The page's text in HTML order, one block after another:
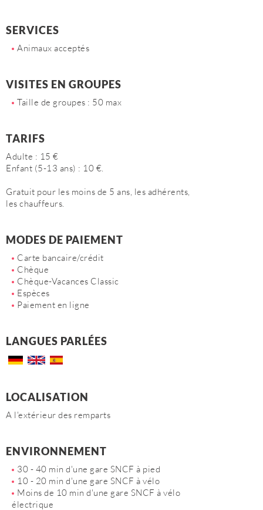
SERVICES
Animaux acceptés
VISITES EN GROUPES
Taille de groupes : 50 max
TARIFS
Adulte : 15 €
Enfant (5-13 ans) : 10 €.
Gratuit pour les moins de 5 ans, les adhérents,
les chauffeurs.
MODES DE PAIEMENT
Carte bancaire/crédit
Chèque
Chèque-Vacances Classic
Espèces
Paiement en ligne
LANGUES PARLÉES
LOCALISATION
A l'extérieur des remparts
ENVIRONNEMENT
30 - 40 min d'une gare SNCF à pied
10 - 20 min d'une gare SNCF à vélo
Moins de 10 min d'une gare SNCF à vélo
électrique